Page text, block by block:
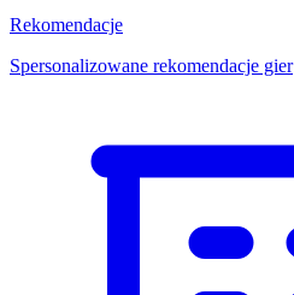
Rekomendacje
Spersonalizowane rekomendacje gier